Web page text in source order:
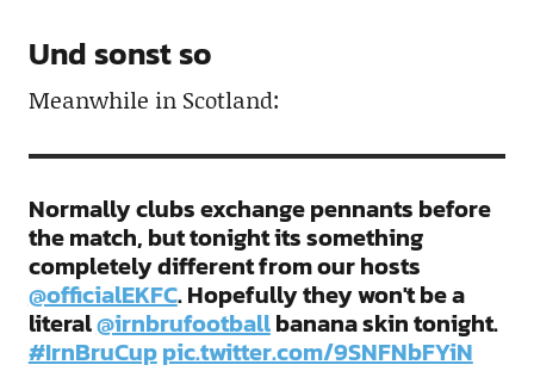
Und sonst so
Meanwhile in Scotland:
Normally clubs exchange pennants before
the match, but tonight its something
completely different from our hosts
@officialEKFC. Hopefully they won't be a
literal@irnbrufootballbanana skin tonight.
#IrnBruCuppic.twitter.com/9SNFNbFYiN